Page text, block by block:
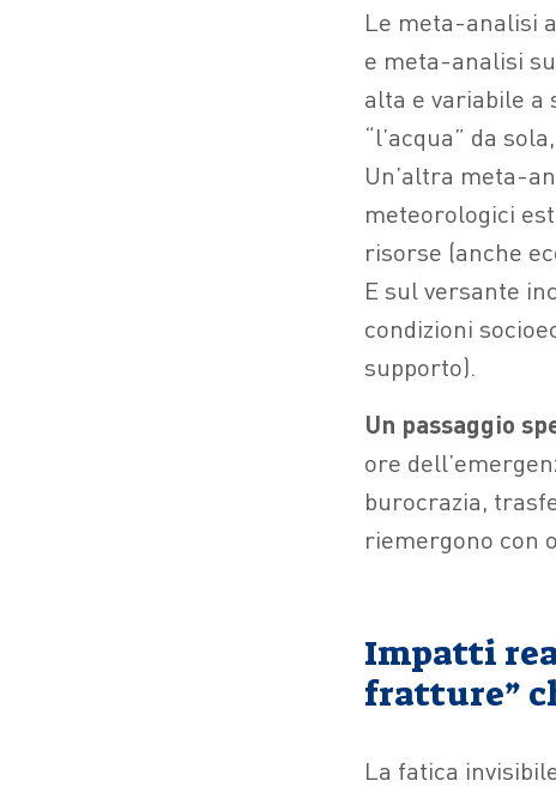
Le meta-analisi
e meta-analisi
alta e variabile a
“l’acqua” da
Un’altra meta-
meteorologici
risorse (anche
E sul versante
condizioni
supporto).
Un passaggio
ore
burocrazia,
riemergono con
Impatti
fratture”
La fatica